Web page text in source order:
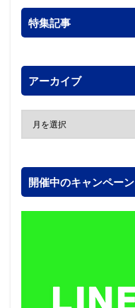
特集記事
アーカイブ
開催中のキャンペーン